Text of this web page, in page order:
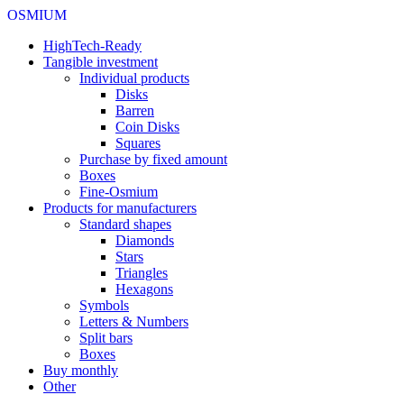
OSMIUM
HighTech-Ready
Tangible investment
Individual products
Disks
Barren
Coin Disks
Squares
Purchase by fixed amount
Boxes
Fine-Osmium
Products for manufacturers
Standard shapes
Diamonds
Stars
Triangles
Hexagons
Symbols
Letters & Numbers
Split bars
Boxes
Buy monthly
Other